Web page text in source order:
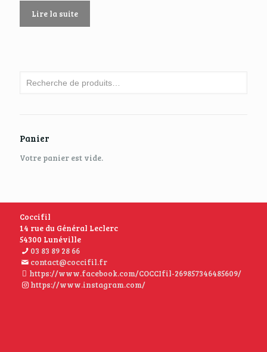
Lire la suite
Panier
Votre panier est vide.
Coccifil
14 rue du Général Leclerc
54300 Lunéville
03 83 89 28 66
contact@coccifil.fr
https://www.facebook.com/COCCIfil-269857346485609/
https://www.instagram.com/